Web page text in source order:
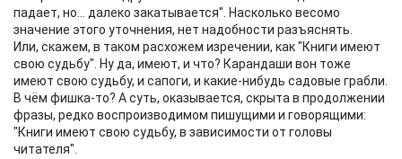
падает, но... далеко закатывается". Насколько весомо
значение этого уточнения, нет надобности разъяснять.
Или, скажем, в таком расхожем изречении, как "Книги имеют
свою судьбу". Ну да, имеют, и что? Карандаши вон тоже
имеют свою судьбу, и сапоги, и какие-нибудь садовые грабли.
В чём фишка-то? А суть, оказывается, скрыта в продолжении
фразы, редко воспроизводимом пишущими и говорящими:
"Книги имеют свою судьбу, в зависимости от головы
читателя".